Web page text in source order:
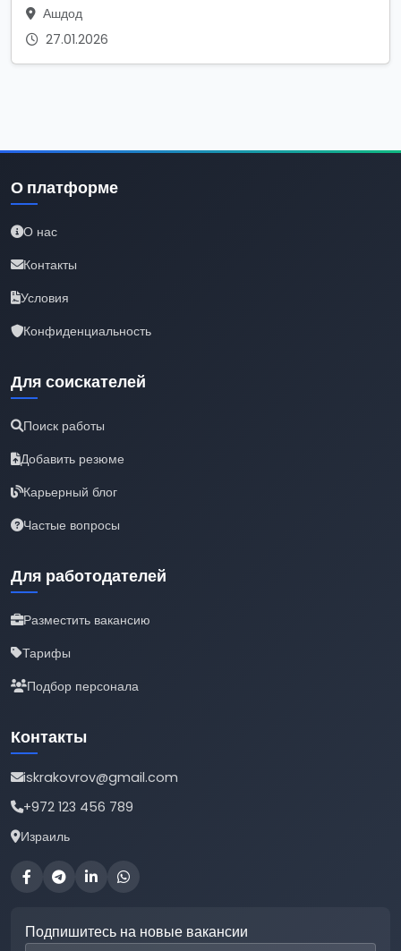
Ашдод
27.01.2026
О платформе
О нас
Контакты
Условия
Конфиденциальность
Для соискателей
Поиск работы
Добавить резюме
Карьерный блог
Частые вопросы
Для работодателей
Разместить вакансию
Тарифы
Подбор персонала
Контакты
iskrakovrov@gmail.com
+972 123 456 789
Израиль
Подпишитесь на новые вакансии